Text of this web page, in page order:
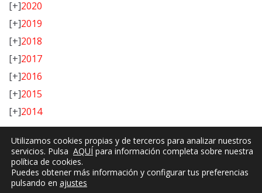
[+]2020
[+]2019
[+]2018
[+]2017
[+]2016
[+]2015
[+]2014
Utilizamos cookies propias y de terceros para analizar nuestros
servicios. Pulsa AQUÍ para información completa sobre nuestra
política de cookies.
Puedes obtener más información y configurar tus preferencias
pulsando en ajustes